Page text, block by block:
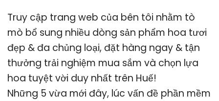
Truy cập trang web của bên tôi nhằm tò
mò bổ sung nhiều dòng sản phẩm hoa tươi
đẹp & đa chủng loại, đặt hàng ngay & tận
thưởng trải nghiệm mua sắm và chọn lựa
hoa tuyệt vời duy nhất trên Huế!
Những 5 vừa mới đây, lúc vấn đề phần mềm